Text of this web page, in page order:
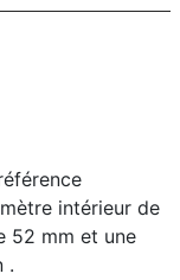
intérieur de
52 mm et une
.